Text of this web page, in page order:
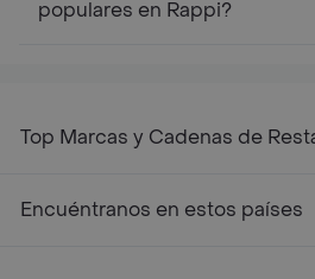
populares en Rappi?
Top Marcas y Cadenas de
Encuéntranos en estos países